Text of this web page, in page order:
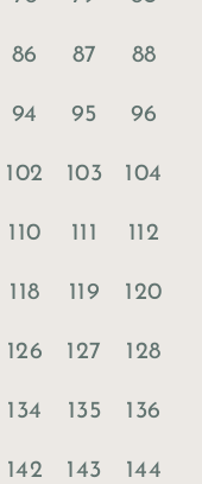
86 87 88
94 95 96
102 103 104
110 111 112
118 119 120
126 127 128
134 135 136
142 143 144